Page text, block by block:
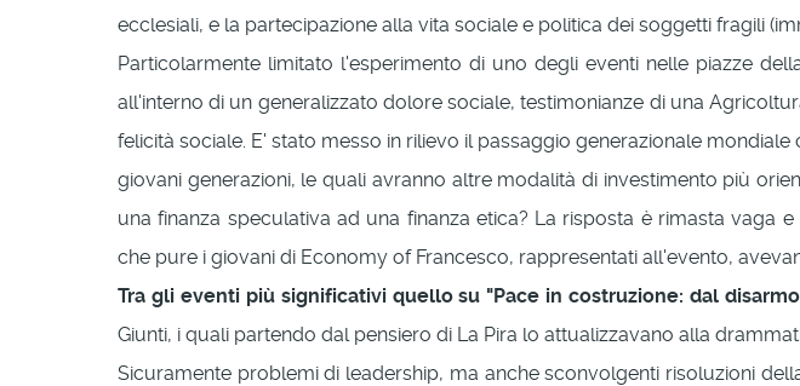
ecclesiali, e la partecipazione alla vita sociale e politica dei soggetti fragili
Particolarmente limitato l'esperimento di uno degli eventi nelle piazze
all'interno di un generalizzato dolore sociale, testimonianze di una
felicità sociale. E' stato messo in rilievo il passaggio generazionale
giovani generazioni, le quali avranno altre modalità di investimento più
una finanza speculativa ad una finanza etica? La risposta è rimasta
che pure i giovani di Economy of Francesco, rappresentati all'evento,
Tra gli eventi più significativi quello su "Pace in costruzione: dal
Giunti, i quali partendo dal pensiero di La Pira lo attualizzavano alla
Sicuramente problemi di leadership, ma anche sconvolgenti risoluzioni